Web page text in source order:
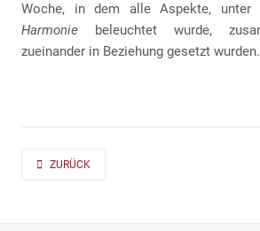
Woche, in dem alle Aspekte, unter
Harmonie beleuchtet wurde,
zueinander in Beziehung gesetzt wurden.
PREVIOUS ARTICLE: AD FONTES 2019/20
ZURÜCK